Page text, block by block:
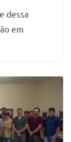
dessa
em